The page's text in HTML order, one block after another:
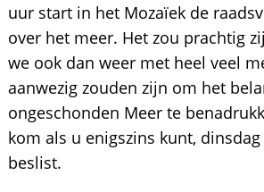
uur start in het Mozaïek de
over het meer. Het zou prachtig
we ook dan weer met heel veel
aanwezig zouden zijn om het
ongeschonden Meer te
kom als u enigszins kunt,
beslist.